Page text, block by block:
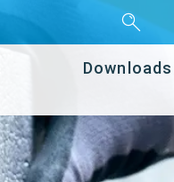
Downloads